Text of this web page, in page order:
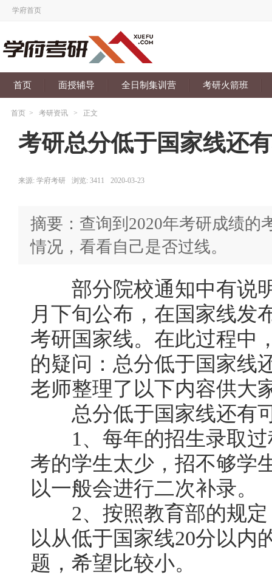
学府首页
首页 面授辅导 全日制集训营 考研火箭班
首页 > 考研资讯 > 正文
考研总分低于国家线还
来源: 学府考研 浏览: 3411 2020-03-23
摘要：查询到2020年考研成绩的
情况，看看自己是否过线。
部分院校通知中有说明
月下旬公布，在国家线发
考研国家线。在此过程中
的疑问：总分低于国家线
老师整理了以下内容供大
总分低于国家线还有
1、每年的招生录取过
考的学生太少，招不够学
以一般会进行二次补录。
2、按照教育部的规定
以从低于国家线20分以内
题，希望比较小。